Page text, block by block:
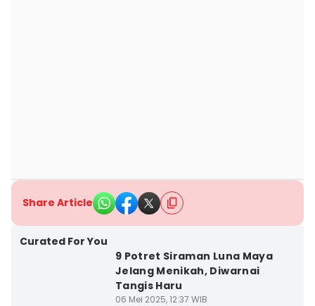
Share Article
Curated For You
9 Potret Siraman Luna Maya
Jelang Menikah, Diwarnai
Tangis Haru
06 Mei 2025, 12:37 WIB